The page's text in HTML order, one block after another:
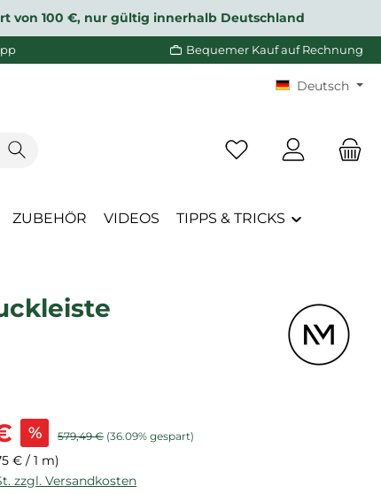
von 100 €, nur gültig innerhalb Deutschland
Bequemer Kauf auf Rechnung
Deutsch
Du hast 0 Produkte
ZUBEHÖR VIDEOS TIPPS & TRICKS
% Regulärer Preis:
579,49 € (36.09% gespart)
€ / 1 m)
zzgl. Versandkosten